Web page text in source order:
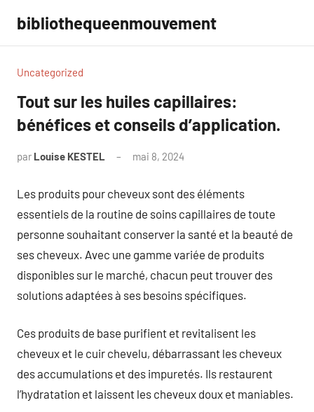
contenu
bibliothequeenmouvement
Uncategorized
Tout sur les huiles capillaires:
bénéfices et conseils d’application.
par Louise KESTEL mai 8, 2024
Les produits pour cheveux sont des éléments
essentiels de la routine de soins capillaires de toute
personne souhaitant conserver la santé et la beauté de
ses cheveux. Avec une gamme variée de produits
disponibles sur le marché, chacun peut trouver des
solutions adaptées à ses besoins spécifiques.
Ces produits de base purifient et revitalisent les
cheveux et le cuir chevelu, débarrassant les cheveux
des accumulations et des impuretés. Ils restaurent
l’hydratation et laissent les cheveux doux et maniables.